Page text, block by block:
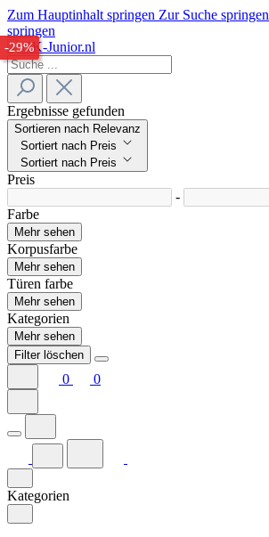
Zum Hauptinhalt springen Zur Suche springen
springen
Ergebnisse gefunden
Sortieren nach Relevanz
Sortiert nach Preis
Sortiert nach Preis
Preis
-
Farbe
Mehr sehen
Korpusfarbe
Mehr sehen
Türen farbe
Mehr sehen
Kategorien
Mehr sehen
Filter löschen
0 0
Kategorien
-27%
-29%